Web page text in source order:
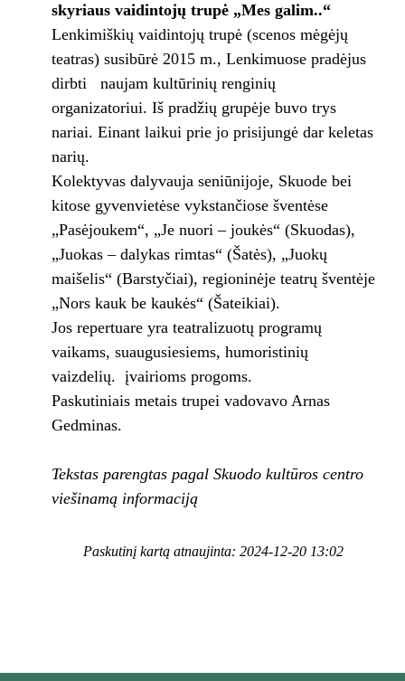
skyriaus vaidintojų trupė „Mes galim..“
Lenkimiškių vaidintojų trupė (scenos mėgėjų
teatras) susibūrė 2015 m., Lenkimuose pradėjus
dirbti naujam kultūrinių renginių
organizatoriui. Iš pradžių grupėje buvo trys
nariai. Einant laikui prie jo prisijungė dar keletas
narių.
Kolektyvas dalyvauja seniūnijoje, Skuode bei
kitose gyvenvietėse vykstančiose šventėse
„Pasėjoukem“, „Je nuori – joukės“ (Skuodas),
„Juokas – dalykas rimtas“ (Šatės), „Juokų
maišelis“ (Barstyčiai), regioninėje teatrų šventėje
„Nors kauk be kaukės“ (Šateikiai).
Jos repertuare yra teatralizuotų programų
vaikams, suaugusiesiems, humoristinių
vaizdelių. įvairioms progoms.
Paskutiniais metais trupei vadovavo Arnas
Gedminas.
Tekstas parengtas pagal Skuodo kultūros centro
viešinamą informaciją
Paskutinį kartą atnaujinta: 2024-12-20 13:02